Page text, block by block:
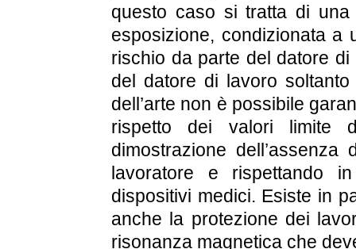
questo caso si tratta di
esposizione, condizionata a
rischio da parte del datore
del datore di lavoro
dell’arte non è possibile
rispetto dei valori limite
dimostrazione
lavoratore e rispettando
dispositivi medici. Esiste in
anche la protezione dei
risonanza magnetica che